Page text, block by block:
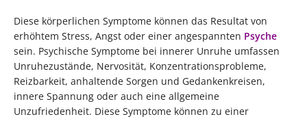
Diese körperlichen Symptome können das Resultat von
erhöhtem Stress, Angst oder einer angespannten Psyche
sein. Psychische Symptome bei innerer Unruhe umfassen
Unruhezustände, Nervosität, Konzentrationsprobleme,
Reizbarkeit, anhaltende Sorgen und Gedankenkreisen,
innere Spannung oder auch eine allgemeine
Unzufriedenheit. Diese Symptome können zu einer